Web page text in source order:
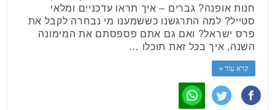
חנות אופנה? גברים – איך תראו עדכניים ומלאי
סטייל? למה התרגשנו כששמענו מי נבחרה לקבל את
פרס ישראל? ואם גם אתם פספסתם את המימונה
השנה, איך בכל זאת תוכלו …
קרא עוד »